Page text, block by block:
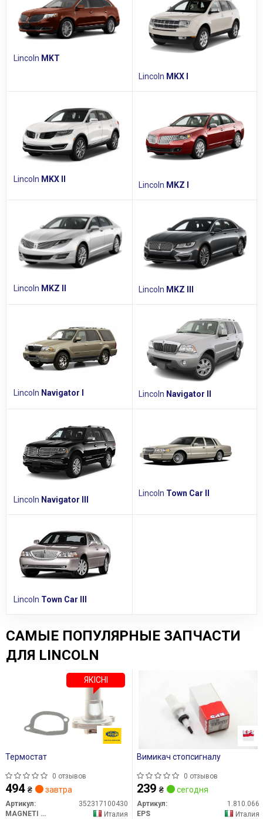
Lincoln MKT
Lincoln MKX I
Lincoln MKX II
Lincoln MKZ I
Lincoln MKZ II Lincoln MKZ III
Lincoln Navigator I Lincoln Navigator II
Lincoln Navigator III
Lincoln Town Car II
Lincoln Town Car III
САМЫЕ ПОПУЛЯРНЫЕ ЗАПЧАСТИ
ДЛЯ LINCOLN
Термостат
0 отзывов
494 ₴ завтра
Артикул:
352317100430
MAGNETI MARELLI
Италия
ЯКІСНІ
Вимикач стопсигналу
0 отзывов
239 ₴ сегодня
Артикул:
1.810.066
EPS
Италия